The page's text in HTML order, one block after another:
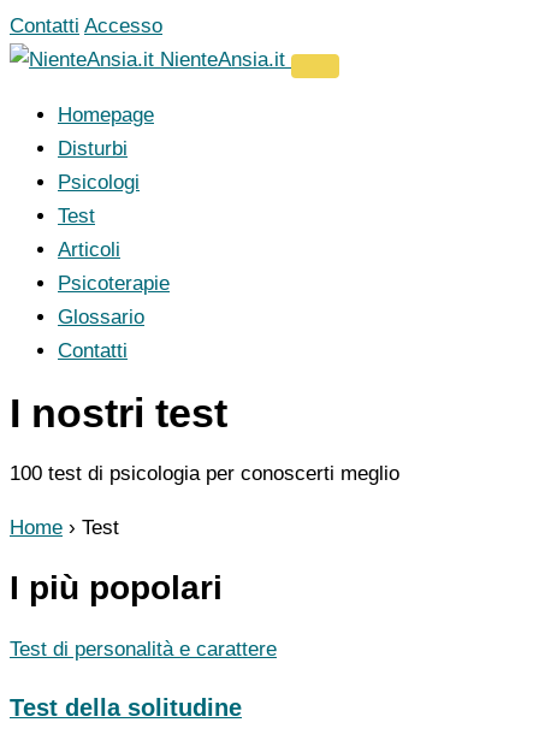
Vai
al
Contatti Accesso
NienteAnsia.it
Homepage
Disturbi
Psicologi
Test
Articoli
Psicoterapie
Glossario
Contatti
I nostri test
100 test di psicologia per conoscerti meglio
Home › Test
I più popolari
Test di personalità e carattere
Test della solitudine